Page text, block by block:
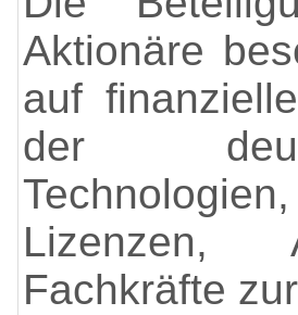
Aktionäre
auf
der
Lizenzen,
Fachkräfte